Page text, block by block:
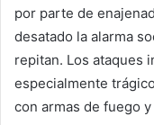
por parte de
desatado la alarma
repitan. Los ataques
especialmente
con armas de fuego